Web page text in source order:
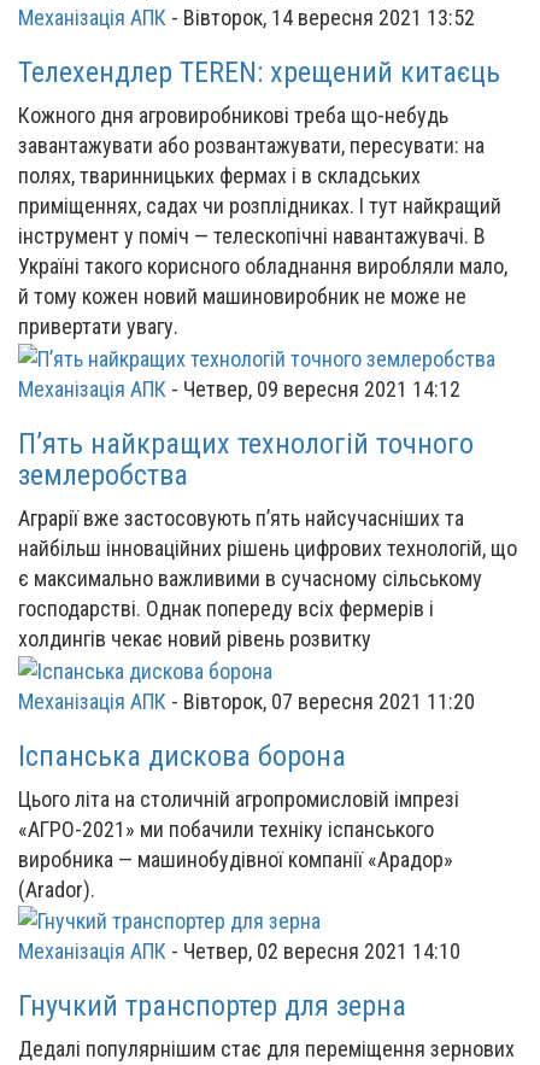
Механізація АПК - Вівторок, 14 вересня 2021 13:52
Телехендлер TEREN: хрещений китаєць
Кожного дня агровиробникові треба що-небудь
завантажувати або розвантажувати, пересувати: на
полях, тваринницьких фермах і в складських
приміщеннях, садах чи розплідниках. І тут найкращий
інструмент у поміч — телескопічні навантажувачі. В
Україні такого корисного обладнання виробляли мало,
й тому кожен новий машиновиробник не може не
привертати увагу.
Механізація АПК - Четвер, 09 вересня 2021 14:12
П’ять найкращих технологій точного
землеробства
Аграрії вже застосовують п’ять найсучасніших та
найбільш інноваційних рішень цифрових технологій, що
є максимально важливими в сучасному сільському
господарстві. Однак попереду всіх фермерів і
холдингів чекає новий рівень розвитку
Механізація АПК - Вівторок, 07 вересня 2021 11:20
Іспанська дискова борона
Цього літа на столичній агропромисловій імпрезі
«АГРО-2021» ми побачили техніку іспанського
виробника — машинобудівної компанії «Арадор»
(Arador).
Механізація АПК - Четвер, 02 вересня 2021 14:10
Гнучкий транспортер для зерна
Дедалі популярнішим стає для переміщення зернових